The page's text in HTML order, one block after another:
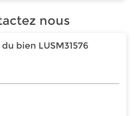
nous
du bien LUSM31576